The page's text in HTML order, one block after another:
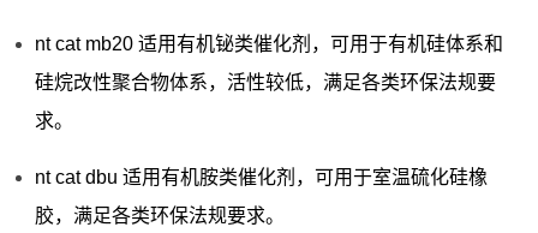
nt cat mb20 适用有机铋类催化剂，可用于有机硅体系和
硅烷改性聚合物体系，活性较低，满足各类环保法规要
求。
nt cat dbu 适用有机胺类催化剂，可用于室温硫化硅橡
胶，满足各类环保法规要求。